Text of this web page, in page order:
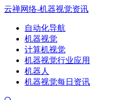
云禅网络-机器视觉资讯
自动化导航
机器视觉
计算机视觉
机器视觉行业应用
机器人
机器视觉每日资讯